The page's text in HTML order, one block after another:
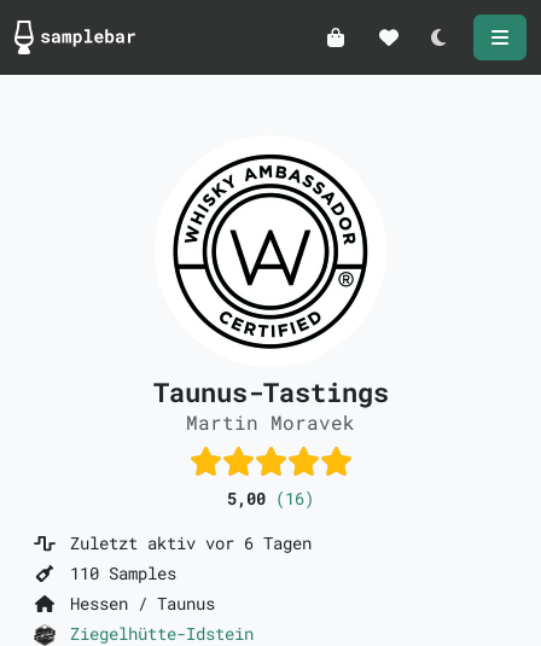
Darkmode
Taunus-Tastings
Martin Moravek
5,00 (16)
Zuletzt aktiv vor 6 Tagen
110 Samples
Hessen / Taunus
Ziegelhütte-Idstein